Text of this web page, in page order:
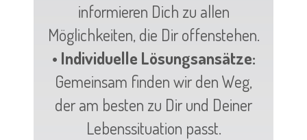
informieren Dich zu allen
Möglichkeiten, die Dir offenstehen.
• Individuelle Lösungsansätze:
Gemeinsam finden wir den Weg,
der am besten zu Dir und Deiner
Lebenssituation passt.